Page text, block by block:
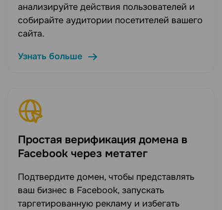
анализируйте действия пользователей и
собирайте аудитории посетителей вашего
сайта.
Узнать больше
Простая верификация домена в
Facebook через метатег
Подтвердите домен, чтобы представлять
ваш бизнес в Facebook, запускать
таргетированную рекламу и избегать